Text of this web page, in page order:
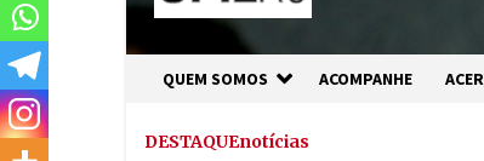
QUEM SOMOS ACOMPANHE
DESTAQUEnotícias